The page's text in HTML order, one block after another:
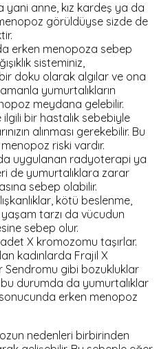
yani anne, kız kardeş ya da
görüldüyse sizde de
erken menopoza sebep
sisteminiz,
doku olarak algılar ve ona
yumurtalıkların
meydana gelebilir.
bir hastalık sebebiyle
alınması gerekebilir. Bu
riski vardır.
uygulanan radyoterapi ya
de yumurtalıklara zarar
sebep olabilir.
kötü beslenme,
tarzı da vücudun
sebep olur.
X kromozomu taşırlar.
kadınlarda Frajil X
Sendromu gibi bozukluklar
durumda da yumurtalıklar
erken menopoz
nedenleri birbirinden